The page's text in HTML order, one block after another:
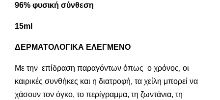
96% φυσική σύνθεση
15ml
ΔΕΡΜΑΤΟΛΟΓΙΚΑ ΕΛΕΓΜΕΝΟ
Με την επίδραση παραγόντων όπως ο χρόνος, οι
καιρικές συνθήκες και η διατροφή, τα χείλη μπορεί να
χάσουν τον όγκο, το περίγραμμα, τη ζωντάνια, τη